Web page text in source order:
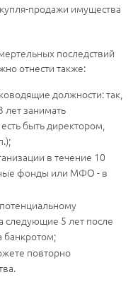
продажи имущества
последствий
отнести также:
должности: так,
лет занимать
быть директором,
в течение 10
фонды или МФО - в
следующие 5 лет после
банкротом;
повторно